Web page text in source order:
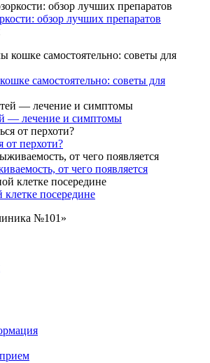
обзор лучших препаратов
самостоятельно: советы для
— лечение и симптомы
от перхоти?
от чего появляется
клетке посередине
№101»